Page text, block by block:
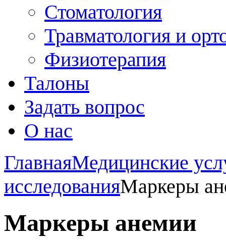
Стоматология
Травматология и
Физиотерапия
Талоны
Задать вопрос
О нас
ГлавнаяМедицинские
исследованияМаркеры
Маркеры анемии